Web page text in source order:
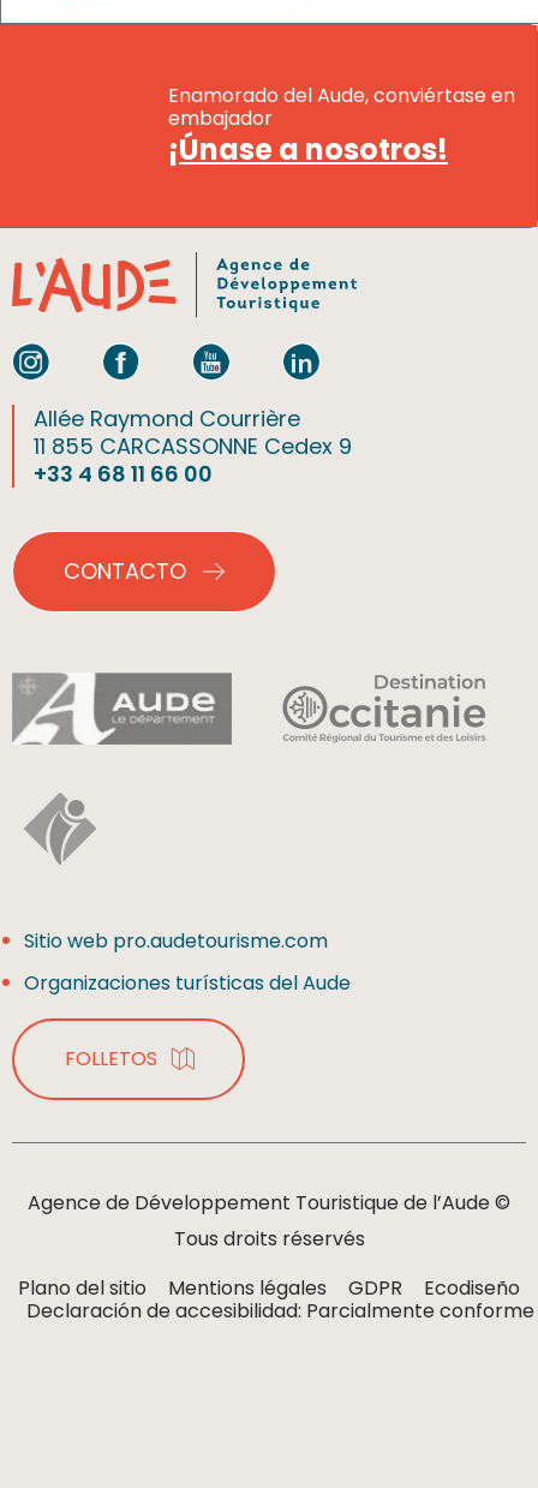
Enamorado del Aude, conviértase en
embajador
¡Únase a nosotros!
Allée Raymond Courrière
11 855 CARCASSONNE Cedex 9
+33 4 68 11 66 00
CONTACTO
Sitio web pro.audetourisme.com
Organizaciones turísticas del Aude
FOLLETOS
Agence de Développement Touristique de l’Aude ©
Tous droits réservés
Plano del sitio
Mentions légales GDPR
Ecodiseño
Declaración de accesibilidad: Parcialmente conforme